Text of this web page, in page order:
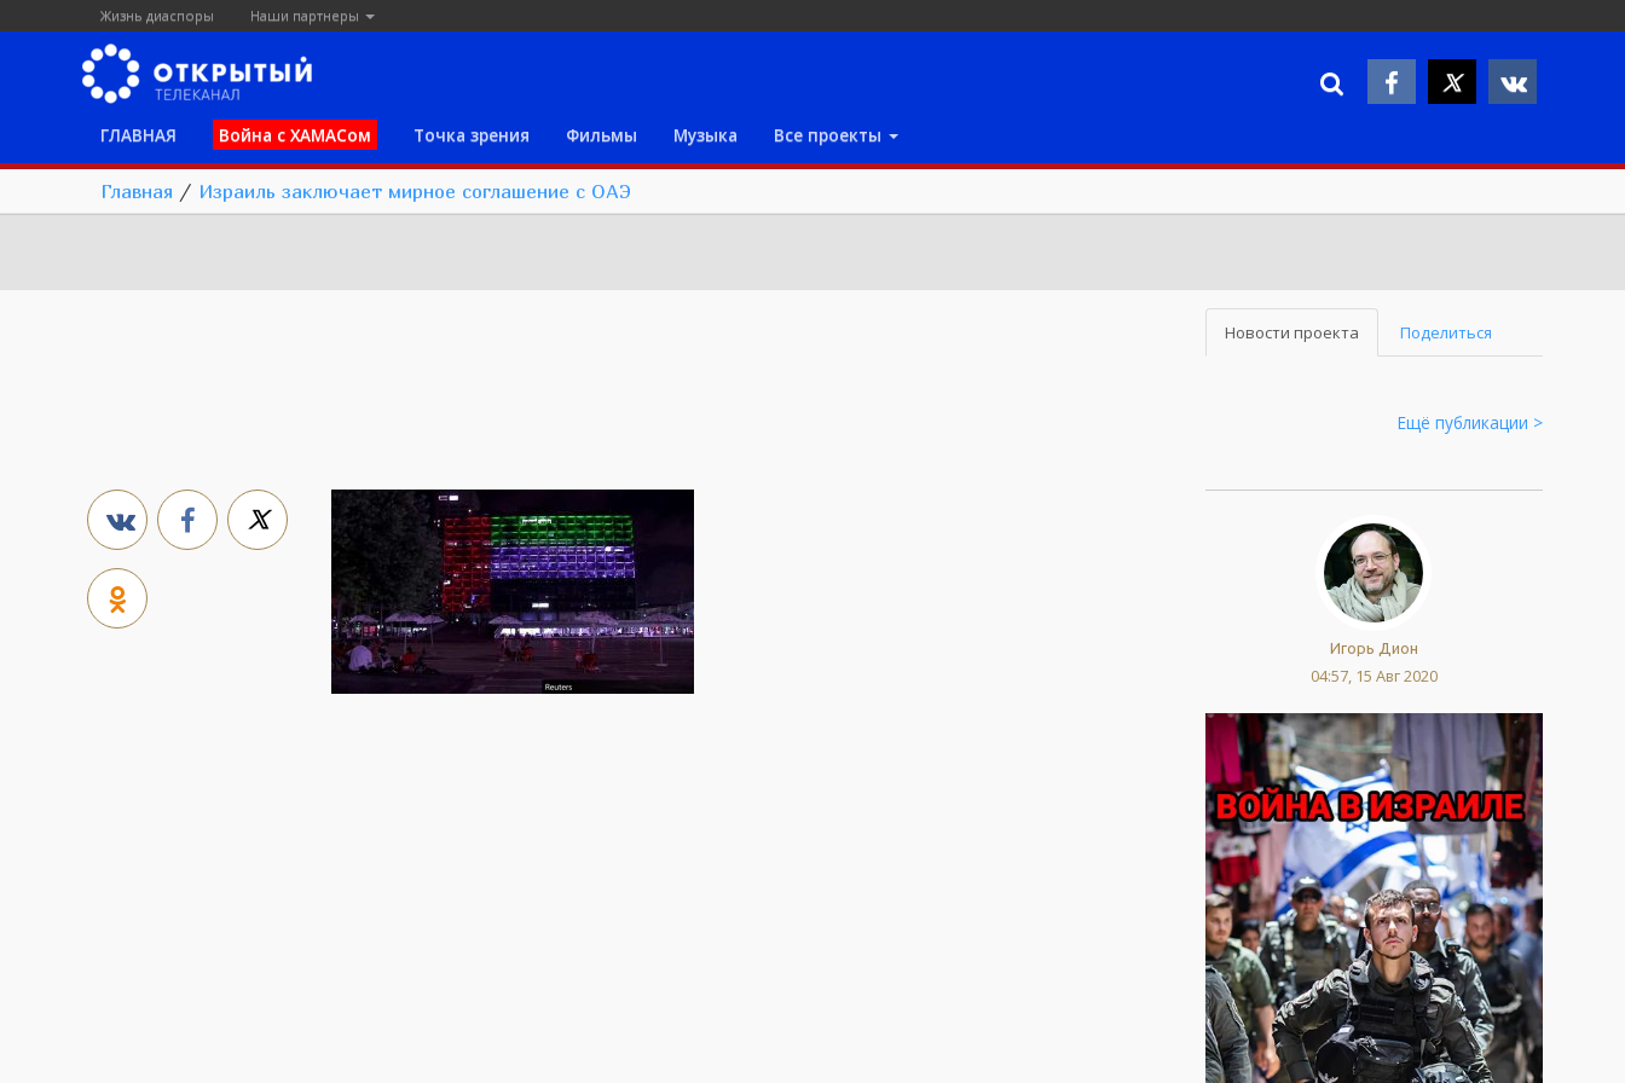
Жизнь диаспоры Наши партнеры
ГЛАВНАЯ Война с ХАМАСом Точка зрения Фильмы Музыка Все проекты
Главная / Израиль заключает мирное соглашение с ОАЭ
Новости проекта Поделиться
Ещё публикации >
Игорь Дион
04:57, 15 Авг 2020